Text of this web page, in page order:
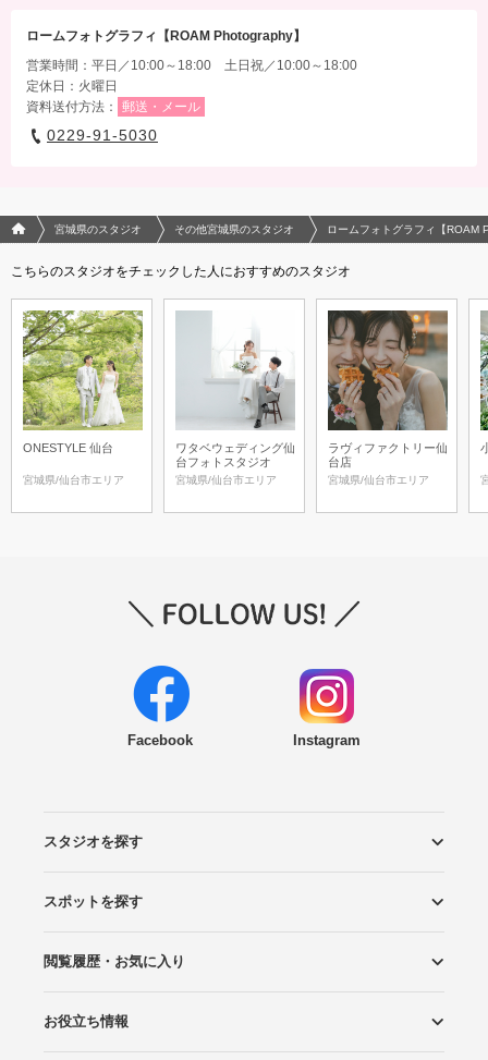
来店・オンライン を確認する
ロームフォトグラフィ【ROAM Photography】
営業時間：平日／10:00～18:00 土日祝／10:00～18:00
定休日：火曜日
資料送付方法：
郵送・メール
0229-91-5030
フォトウエディング/結婚写真のPhotorait ホーム
宮城県のスタジオ その他宮城県のスタジオ ロームフォトグラフィ【ROAM
こちらのスタジオをチェックした人におすすめのスタジオ
ONESTYLE 仙台
宮城県/仙台市エリア
ワタベウェディング仙
台フォトスタジオ
宮城県/仙台市エリア
ラヴィファクトリー仙
台店
宮城県/仙台市エリア
Facebook Instagram
スタジオを探す
エリアから探す
こだわりから探す
NEW PHOTO STYLE
プランから探す
フォトタイプ診断
フォトグラファーから探す
国内リゾートから探す
スポットを探す
ロケーションから探す
スタジオから探す
閲覧履歴・お気に入り
閲覧スタジオ
お気に入り
お役立ち情報